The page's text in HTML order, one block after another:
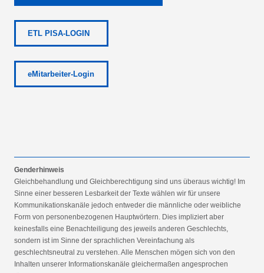
ETL PISA-LOGIN
eMitarbeiter-Login
Genderhinweis
Gleichbehandlung und Gleichberechtigung sind uns überaus wichtig! Im
Sinne einer besseren Lesbarkeit der Texte wählen wir für unsere
Kommunikationskanäle jedoch entweder die männliche oder weibliche
Form von personenbezogenen Hauptwörtern. Dies impliziert aber
keinesfalls eine Benachteiligung des jeweils anderen Geschlechts,
sondern ist im Sinne der sprachlichen Vereinfachung als
geschlechtsneutral zu verstehen. Alle Menschen mögen sich von den
Inhalten unserer Informationskanäle gleichermaßen angesprochen